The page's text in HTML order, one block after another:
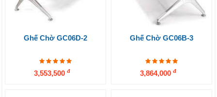
Ghế Chờ GC06D-2
3,553,500 đ
Ghế Chờ GC06B-3
3,864,000 đ